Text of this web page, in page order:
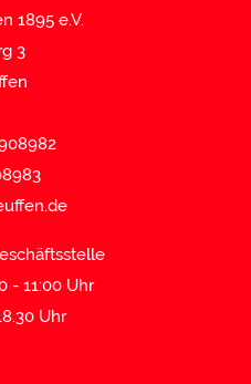
1895 e.V.
3
- 11:00 Uhr
Uhr